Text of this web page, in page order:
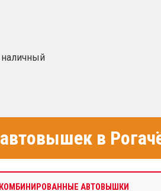
в
КОМБИНИРОВАННЫЕ АВТОВЫШКИ